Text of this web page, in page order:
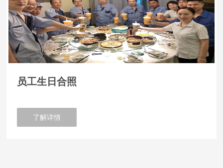
员工生日合照
了解详情